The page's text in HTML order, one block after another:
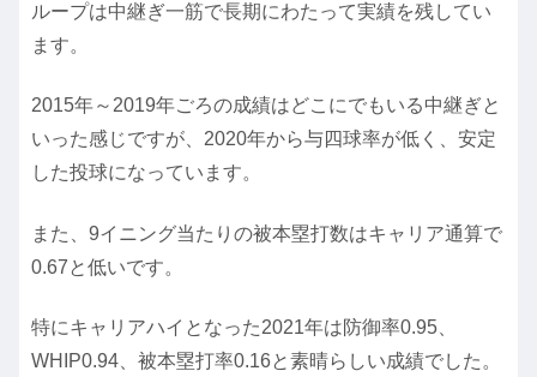
ループは中継ぎ一筋で長期にわたって実績を残してい
ます。
2015年～2019年ごろの成績はどこにでもいる中継ぎと
いった感じですが、2020年から与四球率が低く、安定
した投球になっています。
また、9イニング当たりの被本塁打数はキャリア通算で
0.67と低いです。
特にキャリアハイとなった2021年は防御率0.95、
WHIP0.94、被本塁打率0.16と素晴らしい成績でした。